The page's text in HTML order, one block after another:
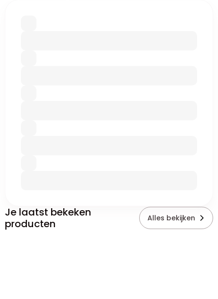
Je laatst bekeken
producten
Alles bekijken